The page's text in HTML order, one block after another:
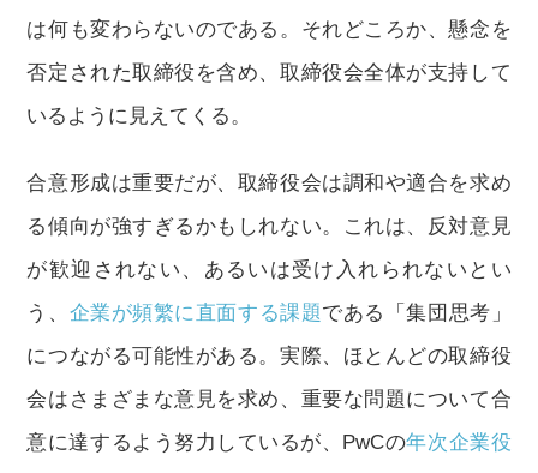
は何も変わらないのである。それどころか、懸念を
否定された取締役を含め、取締役会全体が支持して
いるように見えてくる。
合意形成は重要だが、取締役会は調和や適合を求め
る傾向が強すぎるかもしれない。これは、反対意見
が歓迎されない、あるいは受け入れられないとい
う、 企業が頻繁に直面する課題である「集団思考」
につながる可能性がある。実際、ほとんどの取締役
会はさまざまな意見を求め、重要な問題について合
意に達するよう努力しているが、PwCの年次企業役